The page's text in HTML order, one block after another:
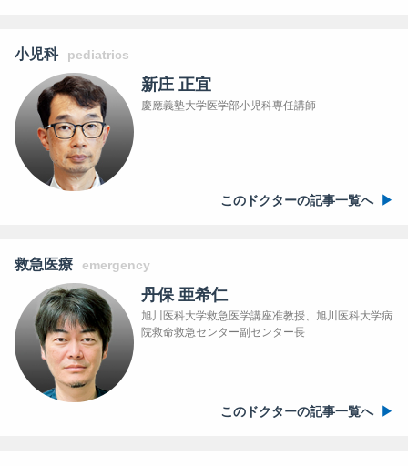
小児科 pediatrics
新庄 正宜
慶應義塾大学医学部小児科専任講師
このドクターの記事一覧へ
救急医療 emergency
丹保 亜希仁
旭川医科大学救急医学講座准教授、旭川医科大学病
院救命救急センター副センター長
このドクターの記事一覧へ